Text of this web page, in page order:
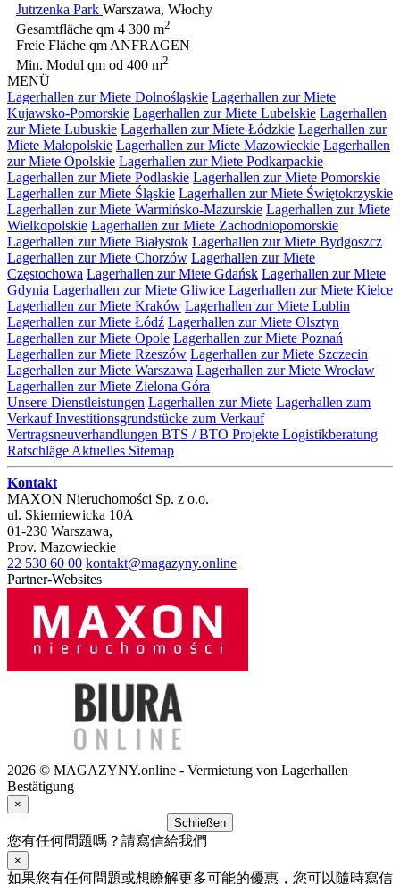
Jutrzenka Park Warszawa, Włochy
Gesamtfläche qm 4 300 m2
Freie Fläche qm ANFRAGEN
Min. Modul qm od 400 m2
MENÜ
Lagerhallen zur Miete Dolnośląskie Lagerhallen zur Miete
Kujawsko-Pomorskie Lagerhallen zur Miete Lubelskie Lagerhallen
zur Miete Lubuskie Lagerhallen zur Miete Łódzkie Lagerhallen zur
Miete Małopolskie Lagerhallen zur Miete Mazowieckie Lagerhallen
zur Miete Opolskie Lagerhallen zur Miete Podkarpackie
Lagerhallen zur Miete Podlaskie Lagerhallen zur Miete Pomorskie
Lagerhallen zur Miete Śląskie Lagerhallen zur Miete Świętokrzyskie
Lagerhallen zur Miete Warmińsko-Mazurskie Lagerhallen zur Miete
Wielkopolskie Lagerhallen zur Miete Zachodniopomorskie
Lagerhallen zur Miete Białystok Lagerhallen zur Miete Bydgoszcz
Lagerhallen zur Miete Chorzów Lagerhallen zur Miete
Częstochowa Lagerhallen zur Miete Gdańsk Lagerhallen zur Miete
Gdynia Lagerhallen zur Miete Gliwice Lagerhallen zur Miete Kielce
Lagerhallen zur Miete Kraków Lagerhallen zur Miete Lublin
Lagerhallen zur Miete Łódź Lagerhallen zur Miete Olsztyn
Lagerhallen zur Miete Opole Lagerhallen zur Miete Poznań
Lagerhallen zur Miete Rzeszów Lagerhallen zur Miete Szczecin
Lagerhallen zur Miete Warszawa Lagerhallen zur Miete Wrocław
Lagerhallen zur Miete Zielona Góra
Unsere Dienstleistungen Lagerhallen zur Miete Lagerhallen zum
VerkaufInvestitionsgrundstücke zum Verkauf
Vertragsneuverhandlungen BTS / BTO Projekte Logistikberatung
Ratschläge Aktuelles Sitemap
Kontakt
MAXON Nieruchomości Sp. z o.o.
ul. Skierniewicka 10A
01-230 Warszawa,
Prov. Mazowieckie
22 530 60 00 kontakt@magazyny.online
Partner-Websites
2026 © MAGAZYNY.online - Vermietung von Lagerhallen
Bestätigung
×
Schließen
您有任何問題嗎？請寫信給我們
×
如果您有任何問題或想瞭解更多可能的優惠，您可以隨時寫信